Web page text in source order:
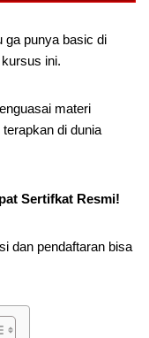
ga punya basic di
ini.
materi
di dunia
Sertifkat Resmi!
dan pendaftaran bisa